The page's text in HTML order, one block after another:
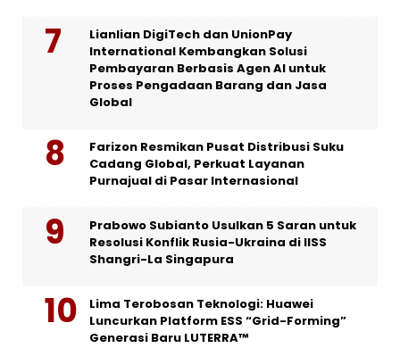
Lianlian DigiTech dan UnionPay
International Kembangkan Solusi
Pembayaran Berbasis Agen AI untuk
Proses Pengadaan Barang dan Jasa
Global
Farizon Resmikan Pusat Distribusi Suku
Cadang Global, Perkuat Layanan
Purnajual di Pasar Internasional
Prabowo Subianto Usulkan 5 Saran untuk
Resolusi Konflik Rusia-Ukraina di IISS
Shangri-La Singapura
Lima Terobosan Teknologi: Huawei
Luncurkan Platform ESS “Grid-Forming”
Generasi Baru LUTERRA™